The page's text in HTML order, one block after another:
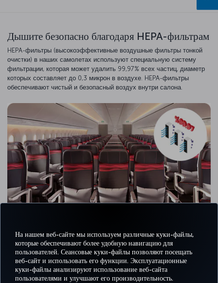
На нашем веб-сайте мы используем различные куки-файлы,
которые обеспечивают более удобную навигацию для
пользователей. Сеансовые куки-файлы позволяют посещать
веб-сайт и использовать его функции. Эксплуатационные
куки-файлы анализируют использование веб-сайта
пользователями и улучшают его производительность.
Дышите безопасно благодаря HEPA-фильтрам
HEPA-фильтры (высокоэффективные воздушные фильтры тонкой
очистки) в наших самолетах используют специальную систему
фильтрации, которая может удалить 99,97% всех частиц, диаметр
которых составляет до 0,3 микрон в воздухе. HEPA-фильтры
обеспечивают чистый и безопасный воздух внутри салона.